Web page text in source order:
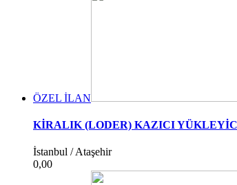
ÖZEL İLAN
KİRALIK (LODER) KAZICI
İstanbul / Ataşehir
0,00